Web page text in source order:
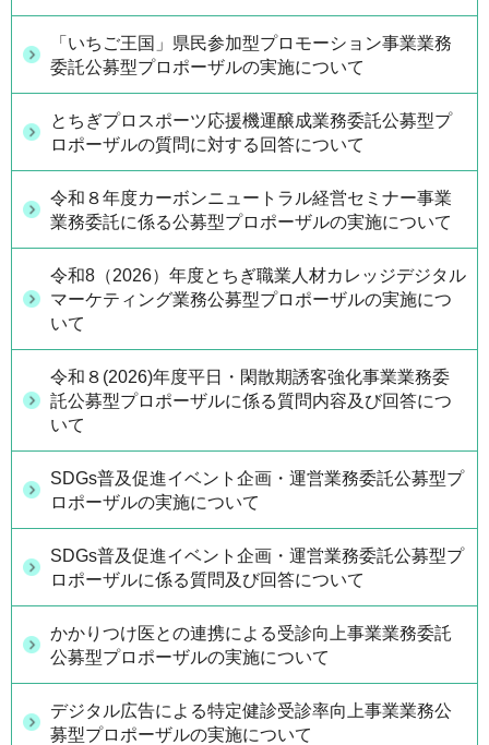
「いちご王国」県民参加型プロモーション事業業務
委託公募型プロポーザルの実施について
とちぎプロスポーツ応援機運醸成業務委託公募型プ
ロポーザルの質問に対する回答について
令和８年度カーボンニュートラル経営セミナー事業
業務委託に係る公募型プロポーザルの実施について
令和8（2026）年度とちぎ職業人材カレッジデジタル
マーケティング業務公募型プロポーザルの実施につ
いて
令和８(2026)年度平日・閑散期誘客強化事業業務委
託公募型プロポーザルに係る質問内容及び回答につ
いて
SDGs普及促進イベント企画・運営業務委託公募型プ
ロポーザルの実施について
SDGs普及促進イベント企画・運営業務委託公募型プ
ロポーザルに係る質問及び回答について
かかりつけ医との連携による受診向上事業業務委託
公募型プロポーザルの実施について
デジタル広告による特定健診受診率向上事業業務公
募型プロポーザルの実施について